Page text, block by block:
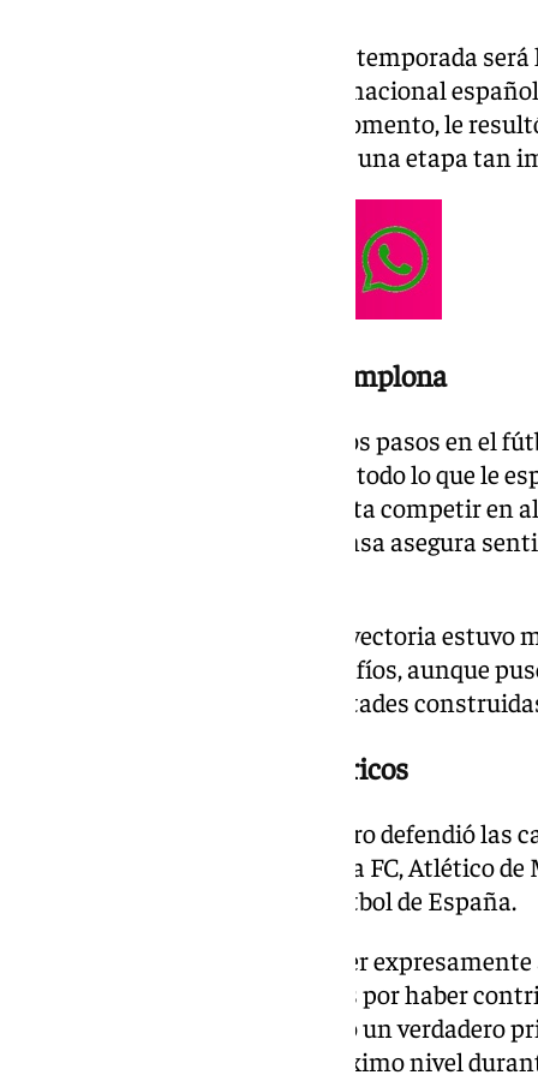
«Hoy quiero compartir que esta temporada
profesional», escribió el exinternacional
haberse preparado para este momento, le
palabras adecuadas para cerrar una etapa tan
Un viaje que comenzó en Pamplona
Azpilicueta recordó sus primeros pasos en el
en Pamplona, lejos de imaginar todo lo que le
aquellos partidos escolares hasta competir en
prestigiosos del mundo, el defensa asegura
El futbolista destacó que su trayectoria
como por las derrotas y los desafíos, aunque
relaciones humanas y las amistades
Una carrera en clubes históricos
A lo largo de su carrera, el navarro defendió las
Olympique de Marseille, Chelsea FC, Atlético
representar a la Selección de fútbol de España.
En su despedida, quiso agradecer
trabajadores de todos los clubes por haber
personal y profesional. «Ha sido un verdadero
oportunidad de competir al máximo nivel